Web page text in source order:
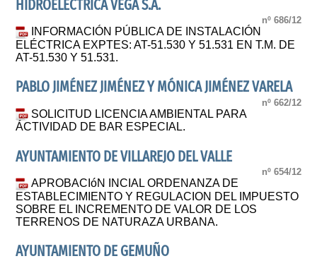
HIDROELECTRICA VEGA S.A.
nº 686/12
INFORMACIÓN PÚBLICA DE INSTALACIÓN
ELÉCTRICA EXPTES: AT-51.530 Y 51.531 EN T.M. DE
AT-51.530 Y 51.531.
PABLO JIMÉNEZ JIMÉNEZ Y MÓNICA JIMÉNEZ VARELA
nº 662/12
SOLICITUD LICENCIA AMBIENTAL PARA
ÁCTIVIDAD DE BAR ESPECIAL.
AYUNTAMIENTO DE VILLAREJO DEL VALLE
nº 654/12
APROBACIóN INCIAL ORDENANZA DE
ESTABLECIMIENTO Y REGULACION DEL IMPUESTO
SOBRE EL INCREMENTO DE VALOR DE LOS
TERRENOS DE NATURAZA URBANA.
AYUNTAMIENTO DE GEMUÑO